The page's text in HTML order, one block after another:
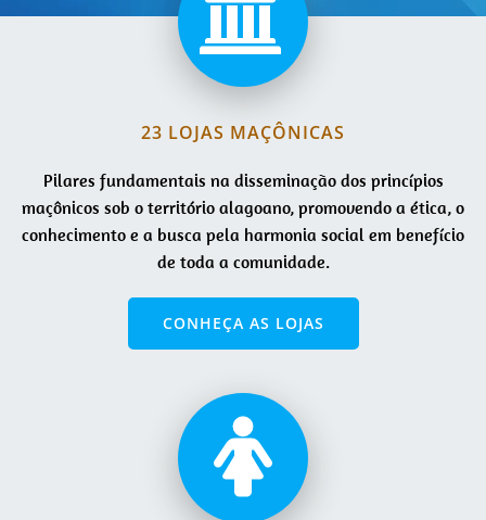
23 LOJAS MAÇÔNICAS
Pilares fundamentais na disseminação dos princípios
maçônicos sob o território alagoano, promovendo a ética, o
conhecimento e a busca pela harmonia social em benefício
de toda a comunidade.
CONHEÇA AS LOJAS